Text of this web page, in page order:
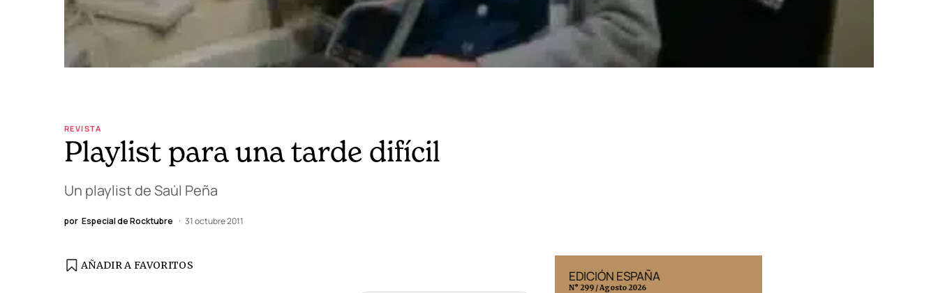
REVISTA
Playlist para una tarde difícil
Un playlist de Saúl Peña
por Especial de Rocktubre 31 octubre 2011
AÑADIR A FAVORITOS
EDICIÓN ESPAÑA
N° 299 / Agosto 2026